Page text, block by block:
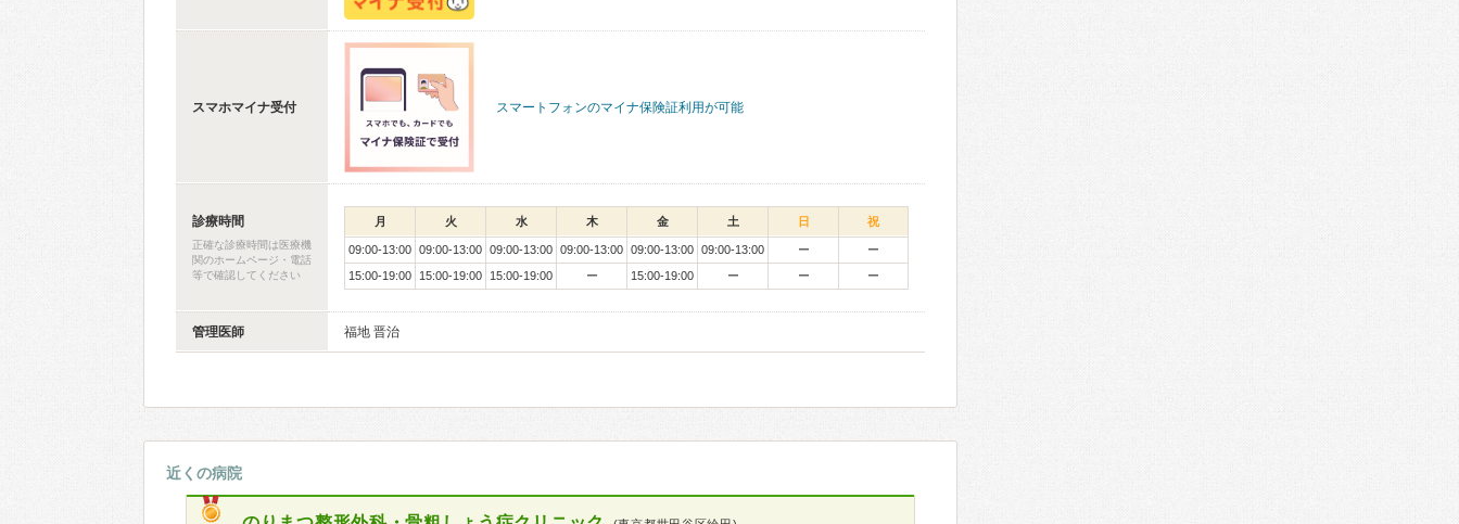
スマホマイナ受付 スマートフォンのマイナ保険証利用が可能
診療時間
正確な診療時間は医療機
関のホームページ・電話
等で確認してください
月 火 水 木 金 土 日 祝
09:00-13:00 09:00-13:00 09:00-13:00 09:00-13:00 09:00-13:00 09:00-13:00 ー
ー
15:00-19:00
15:00-19:00 15:00-19:00 ー 15:00-19:00 ー ー ー
管理医師 福地 晋治
近くの病院